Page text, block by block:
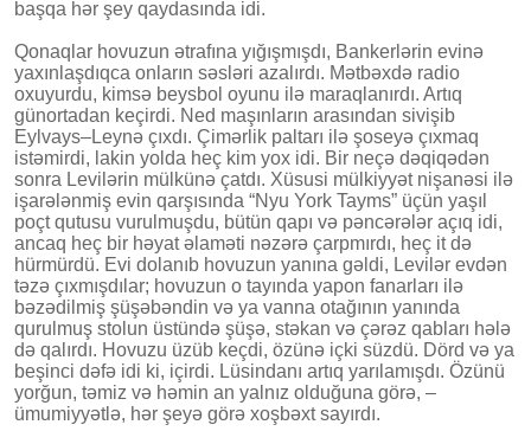
başqa hər şey qaydasında idi.
Qonaqlar hovuzun ətrafına yığışmışdı, Bankerlərin evinə
yaxınlaşdıqca onların səsləri azalırdı. Mətbəxdə radio
oxuyurdu, kimsə beysbol oyunu ilə maraqlanırdı. Artıq
günortadan keçirdi. Ned maşınların arasından sivişib
Eylvays–Leynə çıxdı. Çimərlik paltarı ilə şoseyə çıxmaq
istəmirdi, lakin yolda heç kim yox idi. Bir neçə dəqiqədən
sonra Levilərin mülkünə çatdı. Xüsusi mülkiyyət nişanəsi ilə
işarələnmiş evin qarşısında “Nyu York Tayms” üçün yaşıl
poçt qutusu vurulmuşdu, bütün qapı və pəncərələr açıq idi,
ancaq heç bir həyat əlaməti nəzərə çarpmırdı, heç it də
hürmürdü. Evi dolanıb hovuzun yanına gəldi, Levilər evdən
təzə çıxmışdılar; hovuzun o tayında yapon fanarları ilə
bəzədilmiş şüşəbəndin və ya vanna otağının yanında
qurulmuş stolun üstündə şüşə, stəkan və çərəz qabları hələ
də qalırdı. Hovuzu üzüb keçdi, özünə içki süzdü. Dörd və ya
beşinci dəfə idi ki, içirdi. Lüsindanı artıq yarılamışdı. Özünü
yorğun, təmiz və həmin an yalnız olduğuna görə, –
ümumiyyətlə, hər şeyə görə xoşbəxt sayırdı.